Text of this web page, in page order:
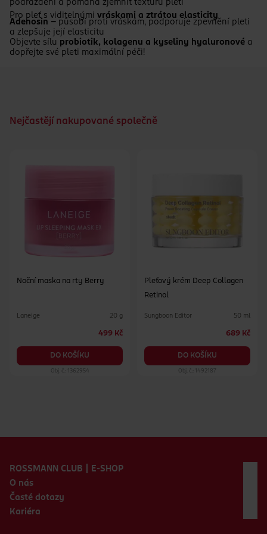
podráždění a pomáhá zjemnit texturu pleti
Adenosin – působí proti vráskám, podporuje zpevnění pleti
a zlepšuje její elasticitu
Pro pleť s viditelnými vráskami a ztrátou elasticity
Objevte sílu probiotik, kolagenu a kyseliny hyaluronové a
dopřejte své pleti maximální péči!
Nejčastějí nakupované společně
Noční maska na rty Berry
Laneige 20 g
499 Kč
DO KOŠÍKU
Obj. č.: 1362954
Pleťový krém Deep Collagen
Retinol
Sungboon Editor 50 ml
689 Kč
DO KOŠÍKU
Obj. č.: 1492187
ROSSMANN CLUB | E-SHOP
O nás
Časté dotazy
Kariéra